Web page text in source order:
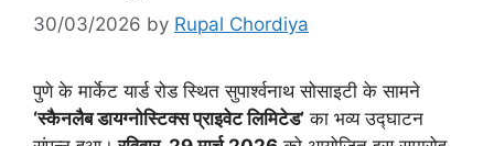
30/03/2026 by Rupal Chordiya
पुणे के मार्केट यार्ड रोड स्थित सुपार्श्वनाथ सोसाइटी के सामने
‘स्कैनलैब डायग्नोस्टिक्स प्राइवेट लिमिटेड’ का भव्य उद्घाटन